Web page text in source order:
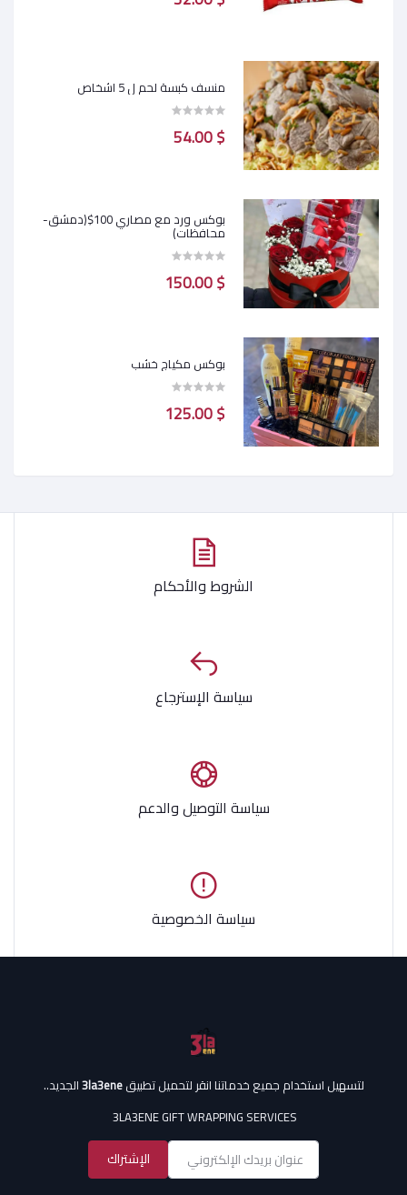
منسف كبسة لحم ل 5 اشخاص
$ 54.00
بوكس ورد مع مصاري 100$(دمشق-
محافظات)
$ 150.00
بوكس مكياج خشب
$ 125.00
الشروط والأحكام
سياسة الإسترجاع
سياسة التوصيل والدعم
سياسة الخصوصية
لتسهيل استخدام جميع خدماتنا انقر لتحميل تطبيق3la3eneالجديد..
3LA3ENE GIFT WRAPPING SERVICES
الإشتراك